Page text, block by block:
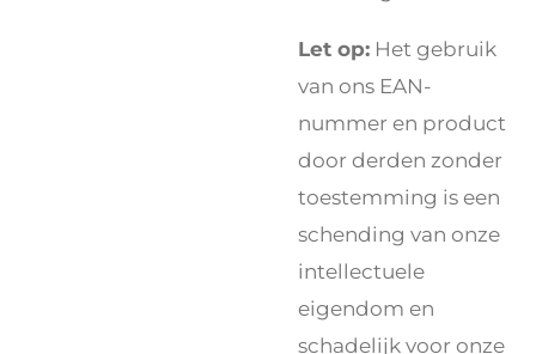
Let op: Het gebruik
van ons EAN-
nummer en product
door derden zonder
toestemming is een
schending van onze
intellectuele
eigendom en
schadelijk voor onze